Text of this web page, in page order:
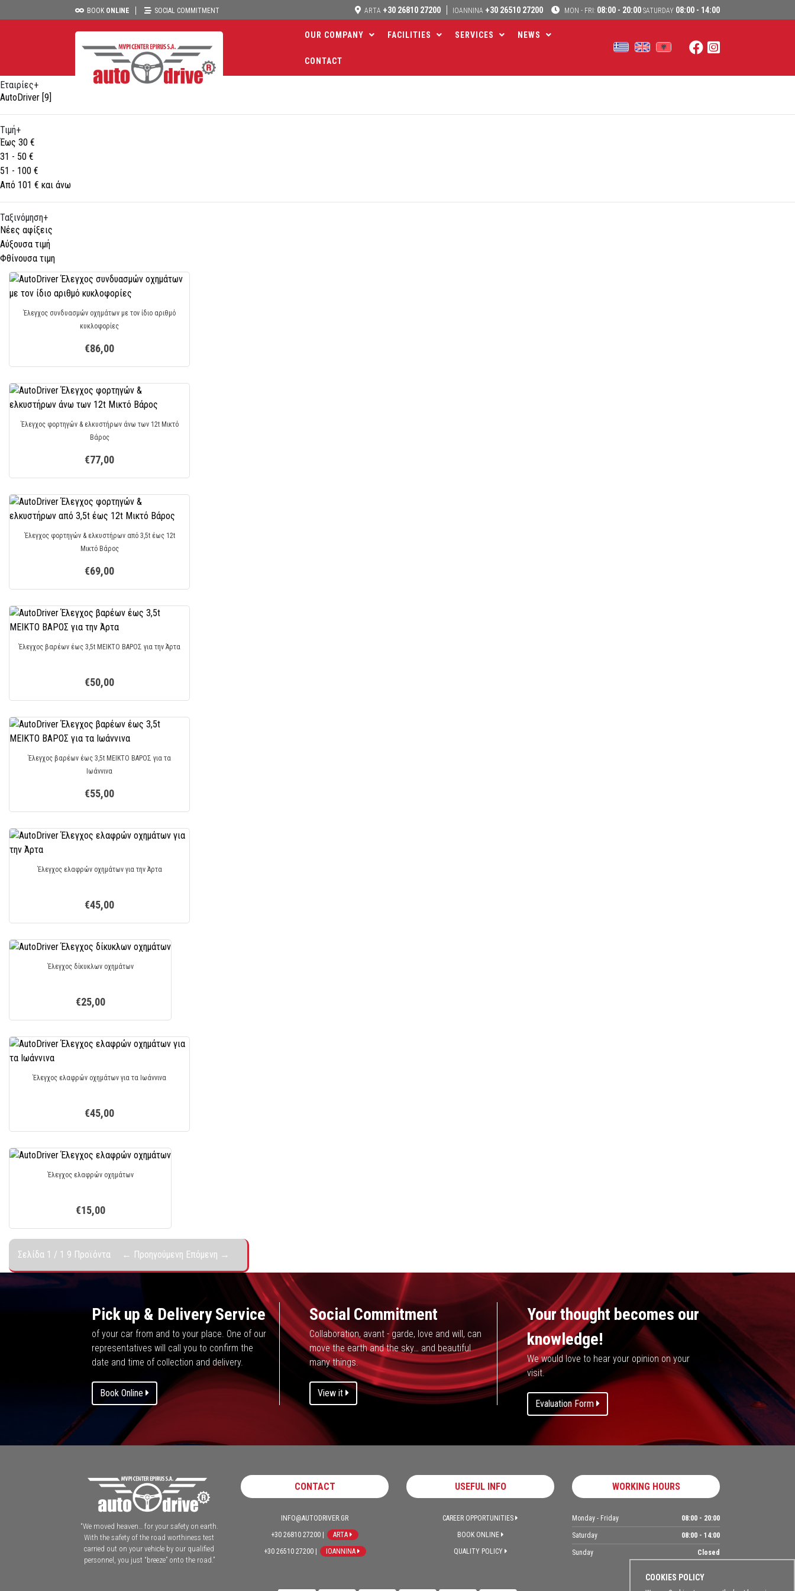
COOKIES POLICY
BOOK ONLINE SOCIAL COMMITMENT ARTA +30 26810 27200 IOANNINA +30 26510 27200 MON - FRI:08:00 - 20:00 SATURDAY08:00 - 14:00
OUR COMPANY FACILITIES SERVICES NEWS
CONTACT
Εταιρίες+
AutoDriver [9]
Τιμή+
Έως 30 €
31 - 50 €
51 - 100 €
Από 101 € και άνω
Ταξινόμηση+
Νέες αφίξεις
Αύξουσα τιμή
Φθίνουσα τιμη
Έλεγχος συνδυασμών οχημάτων με τον ίδιο αριθμό
κυκλοφορίες
€86,00
Έλεγχος φορτηγών & ελκυστήρων άνω των 12t Μικτό
Bάρος
€77,00
Έλεγχος φορτηγών & ελκυστήρων από 3,5t έως 12t
Μικτό Bάρος
€69,00
Έλεγχος βαρέων έως 3,5t ΜΕΙΚΤΟ ΒΑΡΟΣ για την Άρτα
€50,00
Έλεγχος βαρέων έως 3,5t ΜΕΙΚΤΟ ΒΑΡΟΣ για τα
Ιωάννινα
€55,00
Έλεγχος ελαφρών οχημάτων για την Άρτα
€45,00
Έλεγχος δίκυκλων οχημάτων
€25,00
Έλεγχος ελαφρών οχημάτων για τα Ιωάννινα
€45,00
Έλεγχος ελαφρών οχημάτων
€15,00
Σελίδα 1 / 1 9 Προϊόντα ← Προηγούμενη Επόμενη →
Pick up & Delivery Service
of your car from and to your place. One of our
representatives will call you to confirm the
date and time of collection and delivery.
Book Online
Social Commitment
Collaboration, avant - garde, love and will, can
move the earth and the sky… and beautiful
many things.
View it
Your thought becomes our
knowledge!
We would love to hear your opinion on your
visit.
Evaluation Form
“We moved heaven… for your safety on earth.
With the safety of the road worthiness test
carried out on your vehicle by our qualified
personnel, you just “breeze” onto the road.”
CONTACT
INFO@AUTODRIVER.GR
+30 26810 27200 |
ARTA
+30 26510 27200 |
IOANNINA
USEFUL INFO
CAREER OPPORTUNITIES
BOOK ONLINE
QUALITY POLICY
WORKING HOURS
Monday - Friday 08:00 - 20:00
Saturday 08:00 - 14:00
Sunday Closed